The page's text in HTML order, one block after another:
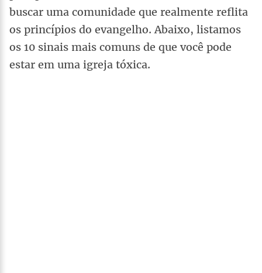
buscar uma comunidade que realmente reflita
os princípios do evangelho. Abaixo, listamos
os 10 sinais mais comuns de que você pode
estar em uma igreja tóxica.